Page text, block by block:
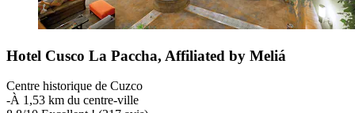
Hotel Cusco La Paccha, Affiliated by Meliá
Centre historique de Cuzco
‐À 1,53 km du centre-ville